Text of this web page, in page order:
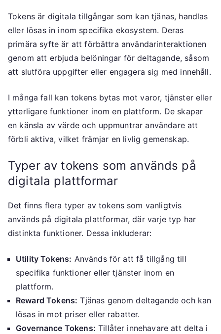
Tokens är digitala tillgångar som kan tjänas, handlas
eller lösas in inom specifika ekosystem. Deras
primära syfte är att förbättra användarinteraktionen
genom att erbjuda belöningar för deltagande, såsom
att slutföra uppgifter eller engagera sig med innehåll.
I många fall kan tokens bytas mot varor, tjänster eller
ytterligare funktioner inom en plattform. De skapar
en känsla av värde och uppmuntrar användare att
förbli aktiva, vilket främjar en livlig gemenskap.
Typer av tokens som används på
digitala plattformar
Det finns flera typer av tokens som vanligtvis
används på digitala plattformar, där varje typ har
distinkta funktioner. Dessa inkluderar:
Utility Tokens: Används för att få tillgång till
specifika funktioner eller tjänster inom en
plattform.
Reward Tokens: Tjänas genom deltagande och kan
lösas in mot priser eller rabatter.
Governance Tokens: Tillåter innehavare att delta i